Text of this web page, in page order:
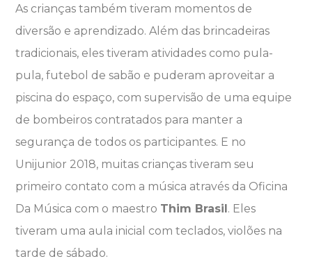
As crianças também tiveram momentos de
diversão e aprendizado. Além das brincadeiras
tradicionais, eles tiveram atividades como pula-
pula, futebol de sabão e puderam aproveitar a
piscina do espaço, com supervisão de uma equipe
de bombeiros contratados para manter a
segurança de todos os participantes. E no
Unijunior 2018, muitas crianças tiveram seu
primeiro contato com a música através da Oficina
Da Música com o maestro Thim Brasil. Eles
tiveram uma aula inicial com teclados, violões na
tarde de sábado.